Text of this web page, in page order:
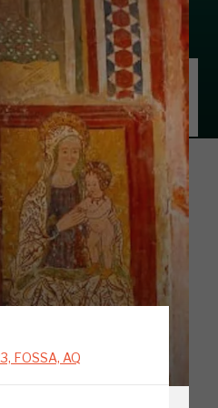
FOSSA, AQ
223, FOSSA, AQ